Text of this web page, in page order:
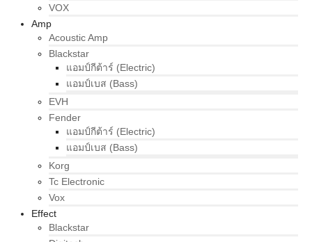
VOX
Amp
Acoustic Amp
Blackstar
แอมป์กีต้าร์ (Electric)
แอมป์เบส (Bass)
EVH
Fender
แอมป์กีต้าร์ (Electric)
แอมป์เบส (Bass)
Korg
Tc Electronic
Vox
Effect
Blackstar